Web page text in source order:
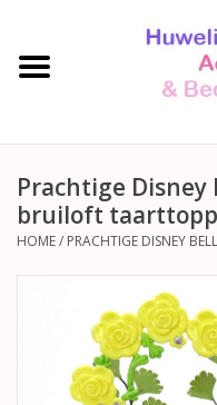
Bruidsaccessoires
Huwelijksreceptie
Betty Boop Huwelijk
Prachtige Disney
bruiloft
HOME/ PRACHTIGE DISNEY